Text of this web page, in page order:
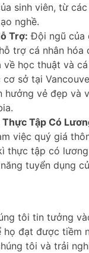
sinh viên, từ
nghề.
Trợ: Đội ngũ của
trợ cá nhân hóa
về học thuật và cá
cơ sở tại
hưởng vẻ đẹp và
Thực Tập Có
việc quý giá
thực tập có
tuyển dụng
tôi tin tưởng
họ đạt được tiềm
tôi và trải